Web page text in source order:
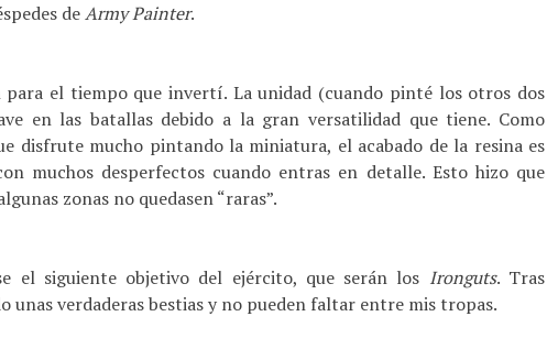
deArmy Painter.
para el tiempo que invertí. La unidad (cuando pinté los otros dos
en las batallas debido a la gran versatilidad que tiene. Como
disfrute mucho pintando la miniatura, el acabado de la resina es
muchos desperfectos cuando entras en detalle. Esto hizo que
zonas no quedasen “raras”.
el siguiente objetivo del ejército, que serán los Ironguts. Tras
unas verdaderas bestias y no pueden faltar entre mis tropas.